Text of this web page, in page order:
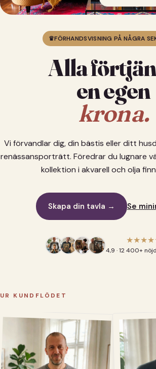
♛FÖRHANDSVISNING PÅ NÅGRA
Alla
en egen
krona.
Vi förvandlar dig, din bästis eller ditt
renässansporträtt. Föredrar du lugnare
kollektion i akvarell och olja
Skapa din tavla → Se
4,9 · 12 400+
UR KUNDFLÖDET